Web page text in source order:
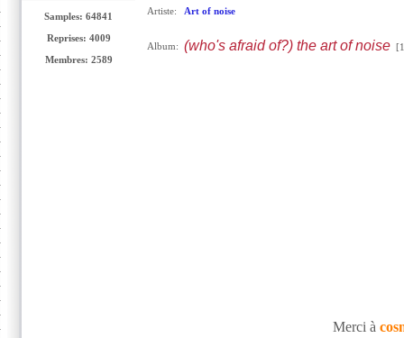
Samples: 64841
Reprises: 4009
Membres: 2589
Artiste: Art of noise
Album: (who's afraid of?) the art of noise
Merci à